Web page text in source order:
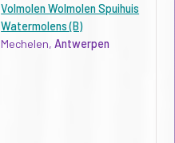
Volmolen Wolmolen Spuihuis
Watermolens (B)
Mechelen,Antwerpen